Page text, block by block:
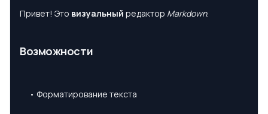
Привет! Это визуальный редактор Markdown.
Возможности
• Форматирование текста